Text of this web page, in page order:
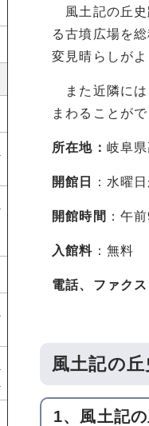
風土記の丘史
る古墳広場を
変見晴らしが
また近隣には
まわることがで
所在地： 岐阜
開館日 ：水曜
開館時間 ：午
入館料 ：無料
電話、ファクス
風土記の
1、風土記